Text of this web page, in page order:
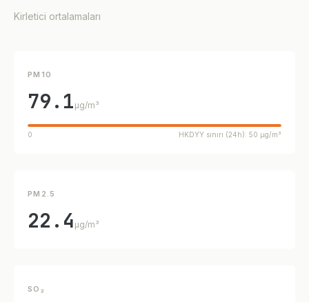
Kirletici ortalamaları
PM10
79.1 µg/m³
0 HKDYY sınırı (24h): 50 µg/m³
PM2.5
22.4 µg/m³
SO₂